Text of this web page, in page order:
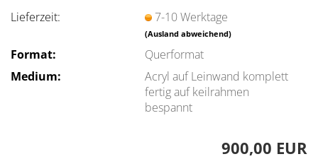
Lieferzeit: 7-10 Werktage
(Ausland abweichend)
Format:
Querformat
Medium:
Acryl auf Leinwand komplett
fertig auf keilrahmen
bespannt
900,00 EUR